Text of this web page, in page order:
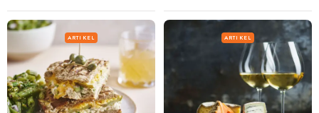
ARTIKEL ARTIKEL